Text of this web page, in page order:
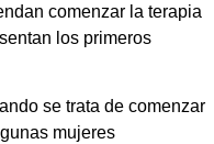
comenzar la terapia
los primeros
se trata de comenzar
mujeres